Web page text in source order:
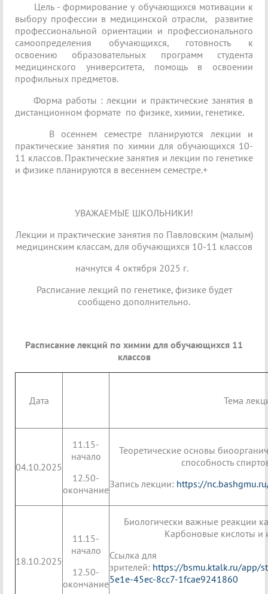
Цель - формирование у обучающихся мотивации к
выбору профессии в медицинской отрасли, развитие
профессиональной ориентации и профессионального
самоопределения обучающихся, готовность к
освоению образовательных программ студента
медицинского университета, помощь в освоении
профильных предметов.
Форма работы : лекции и практические занятия в
дистанционном формате по физике, химии, генетике.
В осеннем семестре планируются лекции и
практические занятия по химии для обучающихся 10-
11 классов. Практические занятия и лекции по генетике
и физике планируются в весеннем семестре.+
УВАЖАЕМЫЕ ШКОЛЬНИКИ!
Лекции и практические занятия по Павловским (малым)
медицинским классам, для обучающихся 10-11 классов
начнутся 4 октября 2025 г.
Расписание лекций по генетике, физике будет
сообщено дополнительно.
Расписание лекций по химии для обучающихся 11
классов
Дата Тема
04.10.2025
11.15-
начало
12.50-
окончание
Теоретические основы
способность
Запись лекции: https://
18.10.2025
11.15-
начало
12.50-
окончание
Биологически важные реакции
Карбоновые кислоты и
Ссылка для
зрителей: https://bsmu.ktalk.ru/app/
5e1e-45ec-8cc7-1fcae9241860